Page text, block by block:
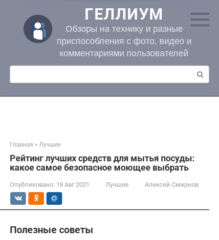
контенту
ГЕЛЛИУМ
Обзоры на технику и разные
приспособления с фото, видео и
комментариями пользователей
Поиск:
Главная » Лучшее
Рейтинг лучших средств для мытья посуды:
какое самое безопасное моющее выбрать
Опубликовано: 18 Авг 2021 Лучшее Алексей Смирнов
Полезные советы